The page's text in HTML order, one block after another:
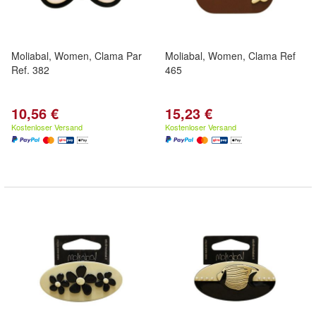
Moliabal, Women, Clama Par
Ref. 382
10,56 €
Kostenloser Versand
Moliabal, Women, Clama Ref
465
15,23 €
Kostenloser Versand